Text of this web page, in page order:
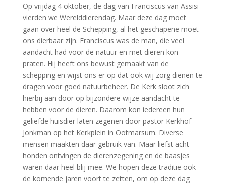
Op vrijdag 4 oktober, de dag van Franciscus van Assisi
vierden we Werelddierendag. Maar deze dag moet
gaan over heel de Schepping, al het geschapene moet
ons dierbaar zijn. Franciscus was de man, die veel
aandacht had voor de natuur en met dieren kon
praten. Hij heeft ons bewust gemaakt van de
schepping en wijst ons er op dat ook wij zorg dienen te
dragen voor goed natuurbeheer. De Kerk sloot zich
hierbij aan door op bijzondere wijze aandacht te
hebben voor de dieren. Daarom kon iedereen hun
geliefde huisdier laten zegenen door pastor Kerkhof
Jonkman op het Kerkplein in Ootmarsum. Diverse
mensen maakten daar gebruik van. Maar liefst acht
honden ontvingen de dierenzegening en de baasjes
waren daar heel blij mee. We hopen deze traditie ook
de komende jaren voort te zetten, om op deze dag